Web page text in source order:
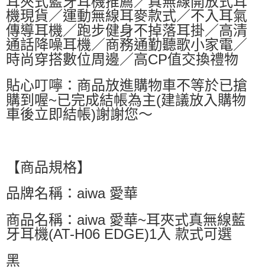
機現貨／運動無線耳麥款式／不入耳氣
傳導耳機／跑步健身不掉落耳掛／高清
通話降噪耳機／商務通勤聽歌小家電／
時尚穿搭數位周邊／高CP值交換禮物
貼心叮嚀：商品放進購物車不等於已搶
購到喔~已完成結帳為主(建議放入購物
車後立即結帳)謝謝您～
【商品規格】
品牌名稱：aiwa 愛華
商品名稱：aiwa 愛華~耳夾式真無線藍
牙耳機(AT-H06 EDGE)1入 款式可選
黑